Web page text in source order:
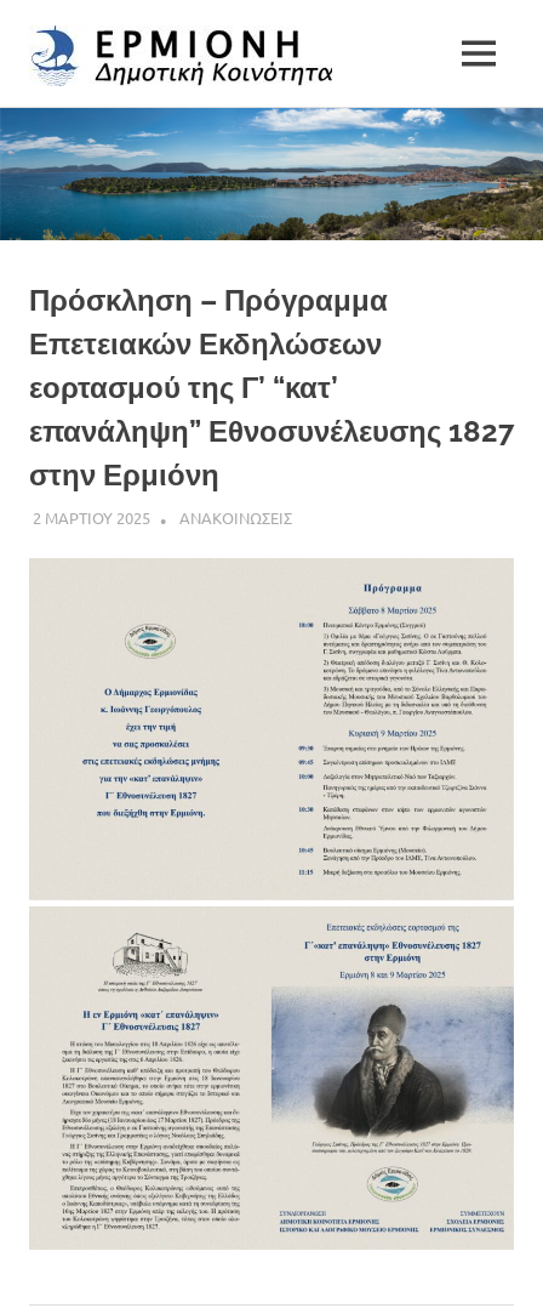
to
content
Δημοτική
Κοινότητα
Ερμιόνης
MENU
Πρόσκληση – Πρόγραμμα
Επετειακών Εκδηλώσεων
εορτασμού της Γ’ “κατ’
επανάληψη” Εθνοσυνέλευσης 1827
στην Ερμιόνη
2 ΜΑΡΤΙΟΥ 2025 DK ERMIONIS
ΑΝΑΚΟΙΝΩΣΕΙΣ